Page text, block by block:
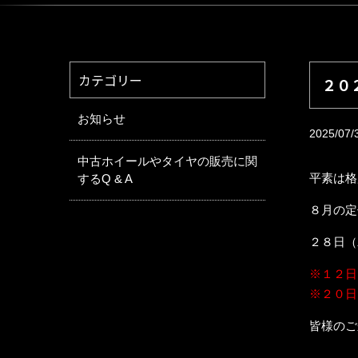
２
2025/07/
平素は
８月の
２８日
※１２日
※２０日
皆様の
カテゴリー
お知らせ
中古ホイールやタイヤの販売に関
するQ & A